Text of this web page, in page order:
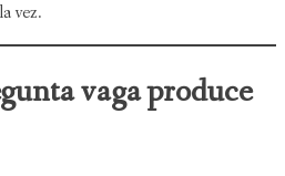
vez.
vaga produce